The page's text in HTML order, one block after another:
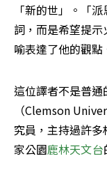
「新的世」。「
詞，而是希望提
喻表達了他的觀點
這位譯者不是普
（Clemson
究員，主持過許
家公園鹿林天文台